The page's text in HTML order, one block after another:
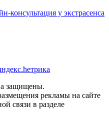
консультация у экстрасенса
защищены.
рекламы на сайте
связи в разделе